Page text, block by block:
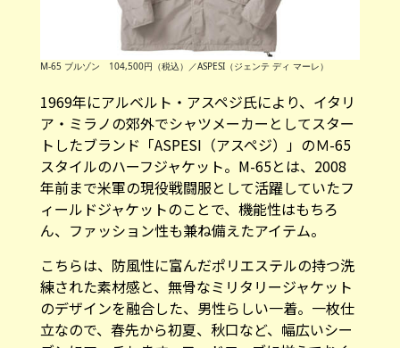
M-65 ブルゾン 104,500円（税込）／ASPESI（ジェンテ ディ マーレ）
1969年にアルベルト・アスペジ氏により、イタリ
ア・ミラノの郊外でシャツメーカーとしてスター
トしたブランド「ASPESI（アスペジ）」のＭ-65
スタイルのハーフジャケット。M-65とは、2008
年前まで米軍の現役戦闘服として活躍していたフ
ィールドジャケットのことで、機能性はもちろ
ん、ファッション性も兼ね備えたアイテム。
こちらは、防風性に富んだポリエステルの持つ洗
練された素材感と、無骨なミリタリージャケット
のデザインを融合した、男性らしい一着。一枚仕
立なので、春先から初夏、秋口など、幅広いシー